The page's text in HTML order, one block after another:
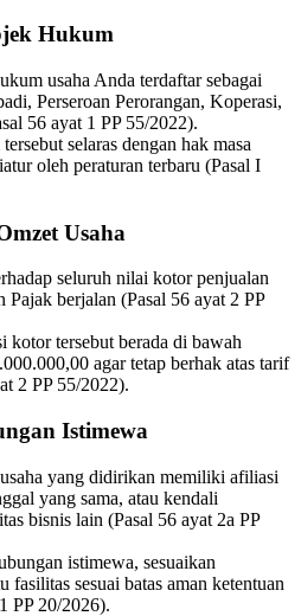
Hukum
usaha Anda terdaftar sebagai
Perseroan Perorangan, Koperasi,
56 ayat 1 PP 55/2022).
selaras dengan hak masa
oleh peraturan terbaru (Pasal I
Usaha
seluruh nilai kotor penjualan
Pajak berjalan (Pasal 56 ayat 2 PP
kotor tersebut berada di bawah
agar tetap berhak atas tarif
2 PP 55/2022).
Istimewa
yang didirikan memiliki afiliasi
yang sama, atau kendali
bisnis lain (Pasal 56 ayat 2a PP
istimewa, sesuaikan
fasilitas sesuai batas aman ketentuan
PP 20/2026).